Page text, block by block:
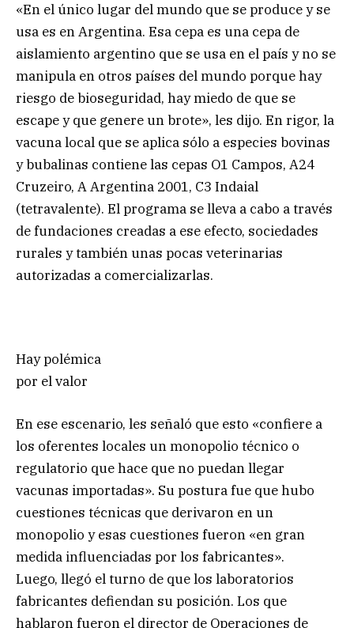
«En el único lugar del mundo que se produce y se
usa es en Argentina. Esa cepa es una cepa de
aislamiento argentino que se usa en el país y no se
manipula en otros países del mundo porque hay
riesgo de bioseguridad, hay miedo de que se
escape y que genere un brote», les dijo. En rigor, la
vacuna local que se aplica sólo a especies bovinas
y bubalinas contiene las cepas O1 Campos, A24
Cruzeiro, A Argentina 2001, C3 Indaial
(tetravalente). El programa se lleva a cabo a través
de fundaciones creadas a ese efecto, sociedades
rurales y también unas pocas veterinarias
autorizadas a comercializarlas.
Hay polémica
por el valor
En ese escenario, les señaló que esto «confiere a
los oferentes locales un monopolio técnico o
regulatorio que hace que no puedan llegar
vacunas importadas». Su postura fue que hubo
cuestiones técnicas que derivaron en un
monopolio y esas cuestiones fueron «en gran
medida influenciadas por los fabricantes».
Luego, llegó el turno de que los laboratorios
fabricantes defiendan su posición. Los que
hablaron fueron el director de Operaciones de